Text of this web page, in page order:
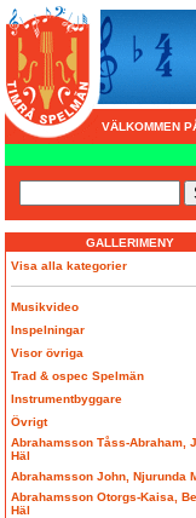
VÄLKOMMEN
GALLERIMENY
Visa alla kategorier
Musikvideo
Inspelningar
Visor övriga
Trad & ospec Spelmän
Instrumentbyggare
Övrigt
Abrahamsson Tåss-Abraham,
Häl
Abrahamsson John, Njurunda
Abrahamsson Otorgs-Kaisa,
Häl